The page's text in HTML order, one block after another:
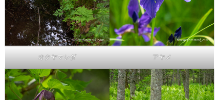
オクヤマシダ アヤメ